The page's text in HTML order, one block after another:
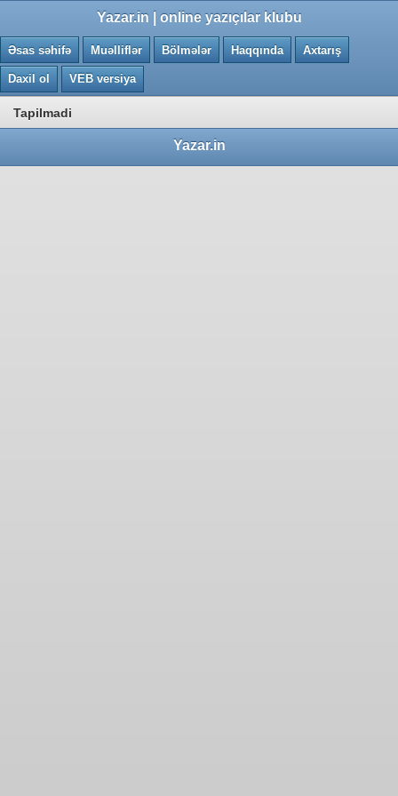
Yazar.in | online yazıçılar klubu
Əsas səhifə Muəlliflər Bölmələr Haqqında Axtarış
Daxil ol VEB versiya
Tapilmadi
Yazar.in